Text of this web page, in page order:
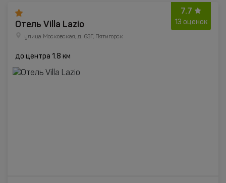
7.7
13 оценок
Отель Villa Lazio
улица Московская, д. 63Г, Пятигорск
до центра 1.8 км